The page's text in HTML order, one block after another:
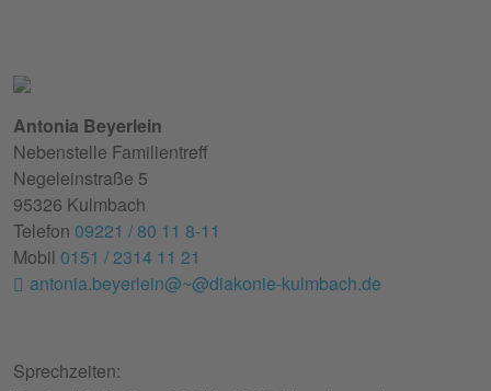
Antonia Beyerlein
Nebenstelle Familientreff
Negeleinstraße 5
95326 Kulmbach
Telefon 09221 / 80 11 8-11
Mobil 0151 / 2314 11 21
antonia.beyerlein@~@diakonie-kulmbach.de
Sprechzeiten: